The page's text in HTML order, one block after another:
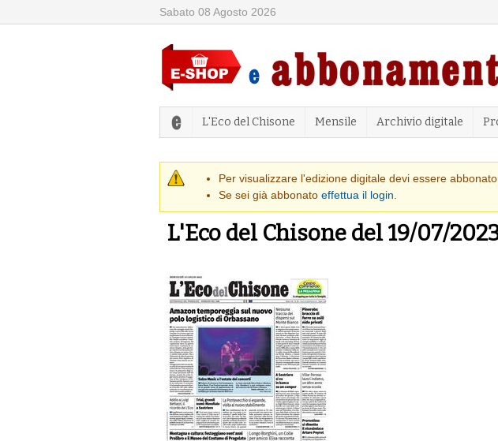
Sabato 08 Agosto 2026
L'Eco del Chisone Mensile Archivio digitale
Messaggio di avvertimento
Per visualizzare l'edizione digitale devi essere abbonato.
Se sei già abbonato effettua il login
L'Eco del Chisone del 19/07/